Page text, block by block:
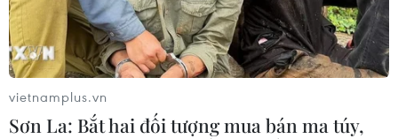
vietnamplus.vn
Sơn La: Bắt hai đối tượng mua bán ma túy,